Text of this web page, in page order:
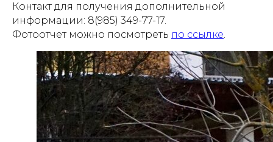
Контакт для получения дополнительной
информации: 8(985) 349-77-17.
Фотоотчет можно посмотреть по ссылке.